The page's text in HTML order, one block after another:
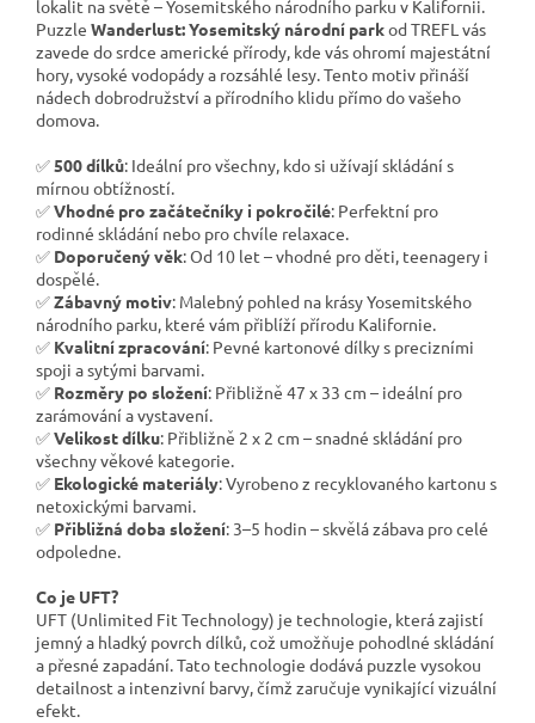
lokalit na světě – Yosemitského národního parku v Kalifornii.
Puzzle Wanderlust: Yosemitský národní parkod TREFL vás
zavede do srdce americké přírody, kde vás ohromí majestátní
hory, vysoké vodopády a rozsáhlé lesy. Tento motiv přináší
nádech dobrodružství a přírodního klidu přímo do vašeho
domova.
✅500 dílků: Ideální pro všechny, kdo si užívají skládání s
mírnou obtížností.
✅Vhodné pro začátečníky i pokročilé: Perfektní pro
rodinné skládání nebo pro chvíle relaxace.
✅ Doporučený věk: Od 10 let – vhodné pro děti, teenagery i
dospělé.
✅Zábavný motiv: Malebný pohled na krásy Yosemitského
národního parku, které vám přiblíží přírodu Kalifornie.
✅ Kvalitní zpracování: Pevné kartonové dílky s precizními
spoji a sytými barvami.
✅ Rozměry po složení: Přibližně 47 x 33 cm – ideální pro
zarámování a vystavení.
✅Velikost dílku: Přibližně 2 x 2 cm – snadné skládání pro
všechny věkové kategorie.
✅ Ekologické materiály: Vyrobeno z recyklovaného kartonu s
netoxickými barvami.
✅ Přibližná doba složení: 3–5 hodin – skvělá zábava pro celé
odpoledne.
Co je UFT?
UFT (Unlimited Fit Technology) je technologie, která zajistí
jemný a hladký povrch dílků, což umožňuje pohodlné skládání
a přesné zapadání. Tato technologie dodává puzzle vysokou
detailnost a intenzivní barvy, čímž zaručuje vynikající vizuální
efekt.